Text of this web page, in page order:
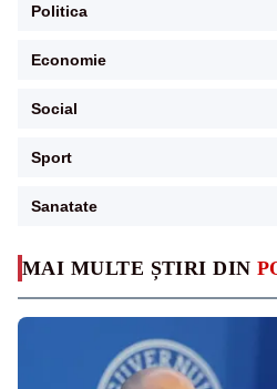
MAI MULTE ȘTIRI DIN
Politica
Economie
Social
Sport
Sanatate